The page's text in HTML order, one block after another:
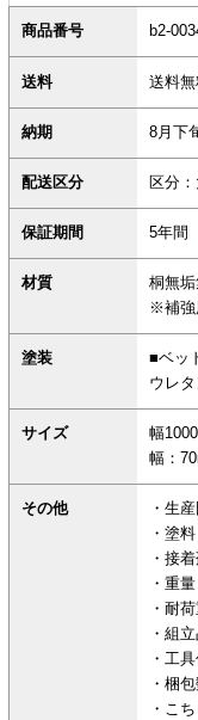
商品番号 b2-
送料 送料無
納期 8月下
配送区分 区分
保証期間 5年間
材質
桐無
※補強
塗装
■ベッ
ウレ
サイズ
幅
幅：
その他
・生
・塗
・接
・重
・耐
・組
・工
・梱
・こ